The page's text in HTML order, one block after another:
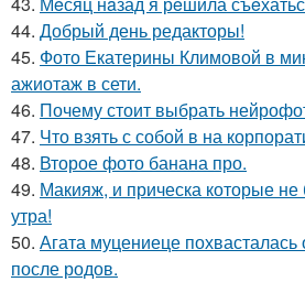
44. Добрый день редакторы!
45. Фото Екатерины Климовой в
ажиотаж в сети.
46. Почему стоит выбрать
47. Что взять с собой в на
48. Второе фото банана про.
49. Макияж, и прическа которые не
утра!
50. Агата муцениеце похвасталась
после родов.